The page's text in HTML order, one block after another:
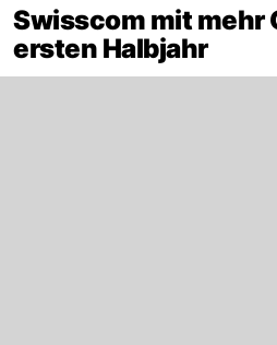
Swisscom mit mehr
ersten Halbjahr